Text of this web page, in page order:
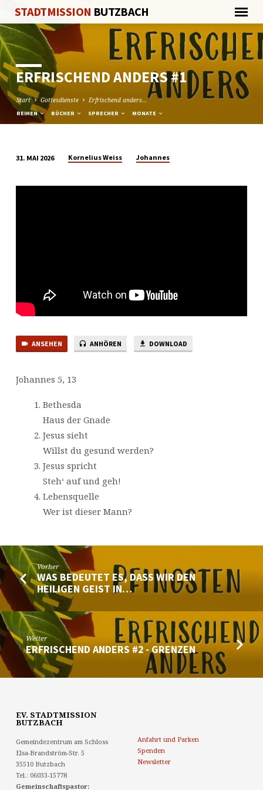
STADTMISSION BUTZBACH
ERFRISCHEND ANDERS #1
Start Gottesdienste Erfrischend anders…
REIHEN BÜCHER SPRECHER MONATE
ANDERS
31. MAI 2026 Kornelius Weiss Johannes
ANSEHEN ANHÖREN DOWNLOAD
Johannes 5, 13
Bethesda
Haus der Gnade
Jesus sieht
Willst du gesund werden?
Jesus spricht
Steh‘ auf und geh!
Lebensquelle
Wer ist dieser Mann?
Vorher
WAS BEDEUTET ES, DASS WIR DEN
HEILIGEN GEIST IN…
Weiter
ERFRISCHEND ANDERS #2 - GRENZEN
EV. STADTMISSION
BUTZBACH
Gemeindezentrum am Schloss
Elsa-Brandström-Str. 5
35510 Butzbach
Tel.: 06033-15778
Gemeinschaftspastor:
Anfahrt und Parken
Spenden
Newsletter